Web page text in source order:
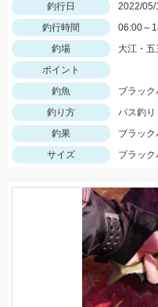
釣行日
2022/05/
釣行時間
06:00～
釣場
大江・五
ポイント
釣魚
ブラック
釣り方
バス釣り
釣果
ブラック
サイズ
ブラッ